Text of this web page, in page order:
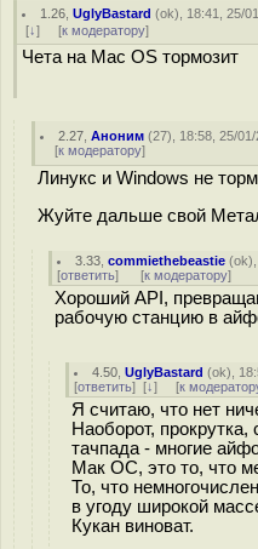
1.26 ,UglyBastard (ok), 18:41, 25/
[↓] [к модератору]
Чета на Mac OS тормозит
2.27 ,Аноним (27), 18:58, 25/
[к модератору]
Линукс и Windows не
Жуйте дальше свой
3.33 ,commiethebeastie (ok
[ответить] [к модератору]
Хороший API,
рабочую станцию в
4.50 ,UglyBastard (ok),
[ответить] [↓] [к
Я считаю, что нет
Наоборот, прокрутка,
тачпада - многие
Мак ОС, это то, что
То, что
в угоду широкой
Кукан виноват.